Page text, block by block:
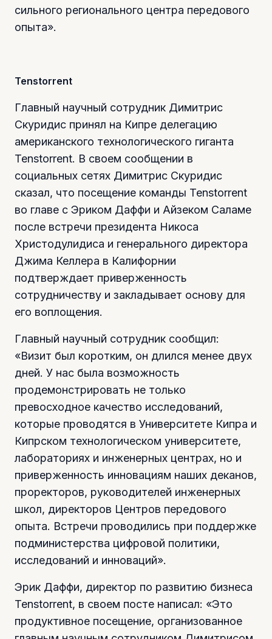
сильного регионального центра передового
опыта».
Tenstorrent
Главный научный сотрудник Димитрис
Скуридис принял на Кипре делегацию
американского технологического гиганта
Tenstorrent. В своем сообщении в
социальных сетях Димитрис Скуридис
сказал, что посещение команды Tenstorrent
во главе с Эриком Даффи и Айзеком Саламе
после встречи президента Никоса
Христодулидиса и генерального директора
Джима Келлера в Калифорнии
подтверждает приверженность
сотрудничеству и закладывает основу для
его воплощения.
Главный научный сотрудник сообщил:
«Визит был коротким, он длился менее двух
дней. У нас была возможность
продемонстрировать не только
превосходное качество исследований,
которые проводятся в Университете Кипра и
Кипрском технологическом университете,
лабораториях и инженерных центрах, но и
приверженность инновациям наших деканов,
проректоров, руководителей инженерных
школ, директоров Центров передового
опыта. Встречи проводились при поддержке
подминистерства цифровой политики,
исследований и инноваций».
Эрик Даффи, директор по развитию бизнеса
Tenstorrent, в своем посте написал: «Это
продуктивное посещение, организованное